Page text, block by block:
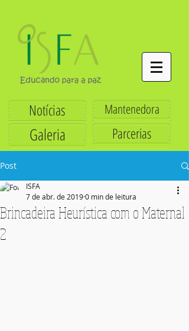
Notícias
Galeria
Mantenedora
Parcerias
Post
Brincadeira Heurística com o Maternal
2
ISFA
7 de abr. de 20190 min de leitura